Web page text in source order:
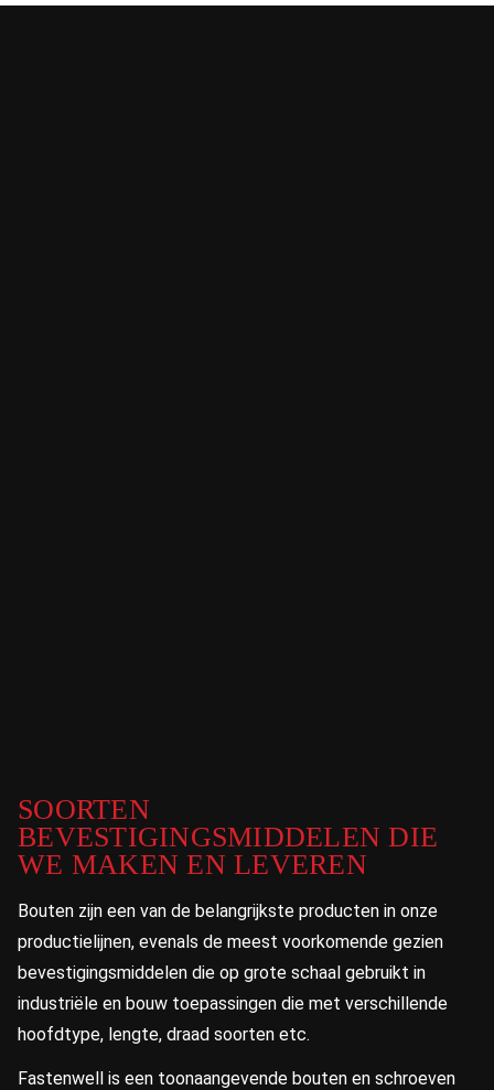
SOORTEN
BEVESTIGINGSMIDDELEN DIE
WE MAKEN EN LEVEREN
Bouten zijn een van de belangrijkste producten in onze
productielijnen, evenals de meest voorkomende gezien
bevestigingsmiddelen die op grote schaal gebruikt in
industriële en bouw toepassingen die met verschillende
hoofdtype, lengte, draad soorten etc.
Fastenwell is een toonaangevende bouten en schroeven